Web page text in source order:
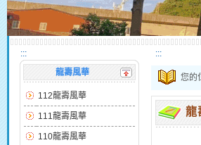
:::
龍壽風華
112龍壽風華
111龍壽風華
110龍壽風華
:::
您的
龍